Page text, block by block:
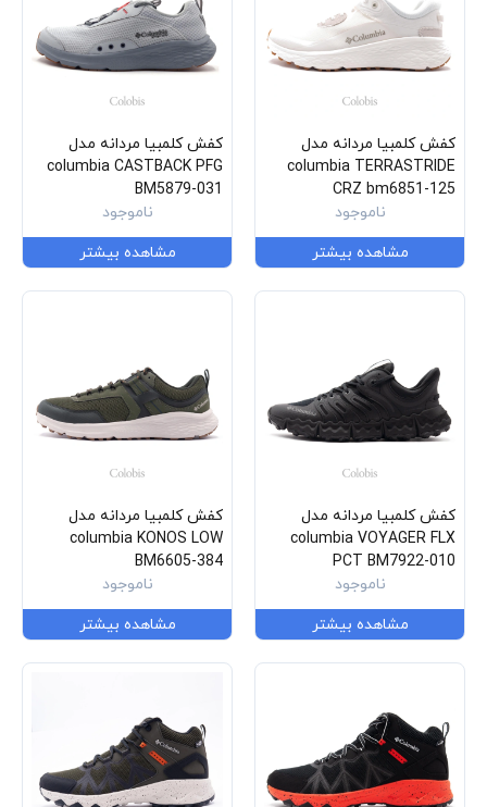
کفش کلمبیا مردانه مدل
columbia TERRASTRIDE
CRZ bm6851-125
ناموجود
مشاهده بیشتر
کفش کلمبیا مردانه مدل
columbia CASTBACK PFG
BM5879-031
ناموجود
مشاهده بیشتر
کفش کلمبیا مردانه مدل
columbia VOYAGER FLX
PCT BM7922-010
ناموجود
مشاهده بیشتر
کفش کلمبیا مردانه مدل
columbia KONOS LOW
BM6605-384
ناموجود
مشاهده بیشتر